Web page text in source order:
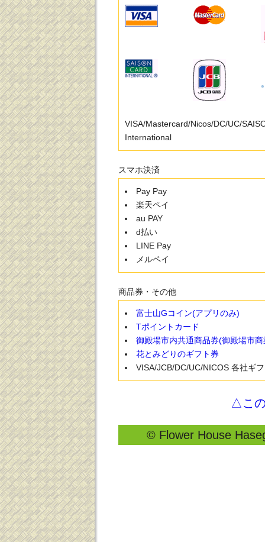
VISA/Mastercard/Nicos/DC/UC/
International
スマホ決済
Pay Pay
楽天ペイ
au PAY
d払い
LINE Pay
メルペイ
商品券・その他
富士山Gコイン(アプリのみ)
Tポイントカード
御殿場市内共通商品券(御殿場市
花とみどりのギフト券
VISA/JCB/DC/UC/NICOS 各社ギ
△こ
© Flower House